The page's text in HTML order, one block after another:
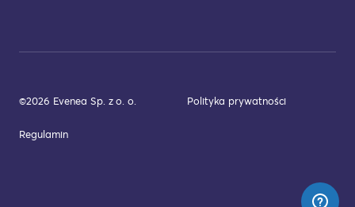
©2026 Evenea Sp. z o. o. Polityka prywatności
Regulamin